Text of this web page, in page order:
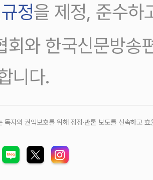
정을 제정, 준수하
회와 한국신문방송
니다.
독자의 권익보호를 위해 정정‧반론 보도를 신속하고